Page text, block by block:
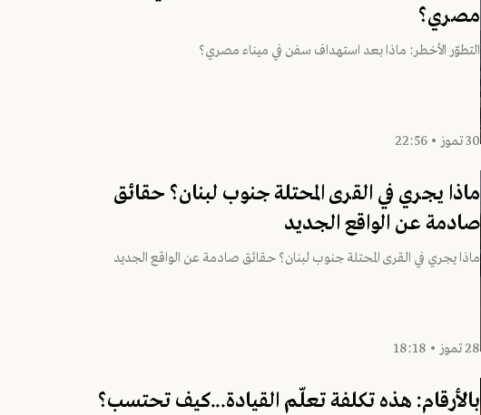
مصري؟
التطوّر الأخطر: ماذا بعد استهداف سفن في ميناء مصري؟
30 تموز • 22:56
ماذا يجري في القرى المحتلة جنوب لبنان؟ حقائق
صادمة عن الواقع الجديد
ماذا يجري في القرى المحتلة جنوب لبنان؟ حقائق صادمة عن الواقع الجديد
28 تموز • 18:18
بالأرقام: هذه تكلفة تعلّم القيادة...كيف تحتسب؟